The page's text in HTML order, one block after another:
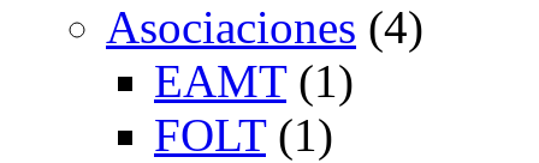
Asociaciones (4)
EAMT(1)
FOLT(1)